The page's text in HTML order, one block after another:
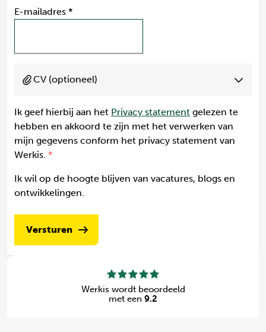
E-mailadres *
CV (optioneel)
Ik geef hierbij aan het Privacy statement gelezen te
hebben en akkoord te zijn met het verwerken van
mijn gegevens conform het privacy statement van
Werkis.
Ik wil op de hoogte blijven van vacatures, blogs en
ontwikkelingen.
Versturen
Werkis wordt beoordeeld
met een 9.2